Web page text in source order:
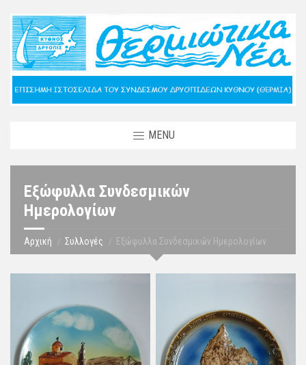
MENU
Εξώφυλλα Συνδεσμικών
Ημερολογίων
Αρχική Συλλογές Εξώφυλλα Συνδεσμικών Ημερολογίων